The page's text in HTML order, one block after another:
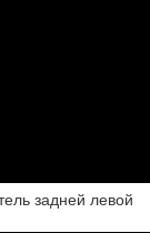
задней левой